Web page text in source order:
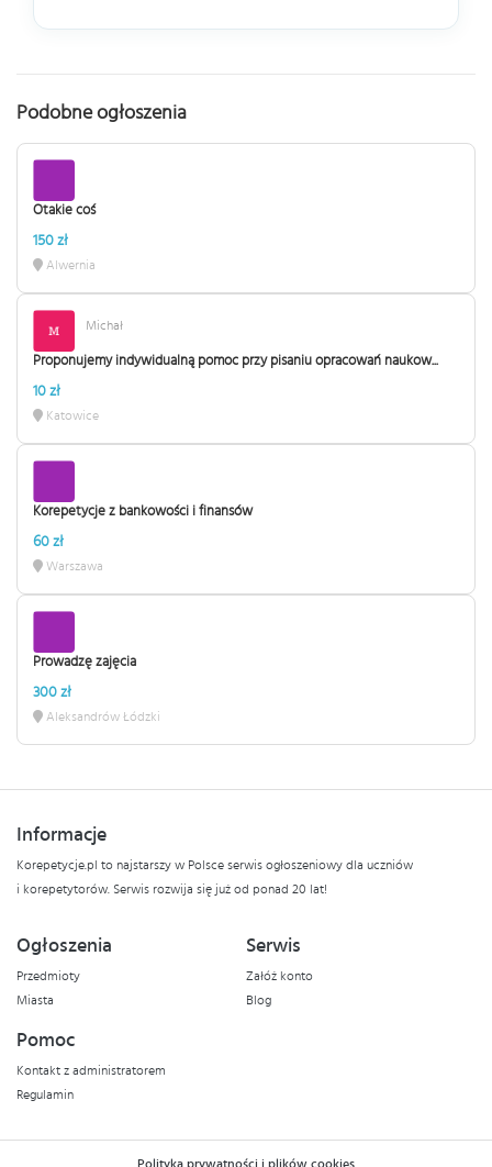
Podobne ogłoszenia
Otakie coś
150 zł
Alwernia
Michał
Proponujemy indywidualną pomoc przy pisaniu opracowań naukow...
10 zł
Katowice
Korepetycje z bankowości i finansów
60 zł
Warszawa
Prowadzę zajęcia
300 zł
Aleksandrów Łódzki
Informacje
Korepetycje.pl to najstarszy w Polsce serwis ogłoszeniowy dla uczniów
i korepetytorów. Serwis rozwija się już od ponad 20 lat!
Ogłoszenia
Przedmioty
Miasta
Serwis
Załóż konto
Blog
Pomoc
Kontakt z administratorem
Regulamin
Polityka prywatności i plików cookies